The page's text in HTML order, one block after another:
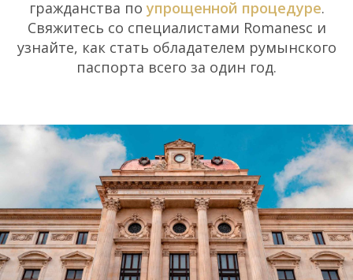
гражданства поупрощенной процедуре.
Свяжитесь со специалистами Romanesc и
узнайте, как стать обладателем румынского
паспорта всего за один год.